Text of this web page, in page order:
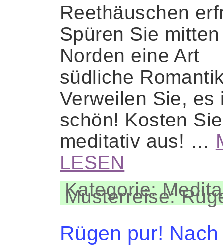
Reethäuschen
Spüren Sie
Norden eine Art
südliche
Verweilen Sie, es
schön! Kosten
meditativ aus! …
LESEN
Kategorie:
Musterreise:
Rügen pur! Nach